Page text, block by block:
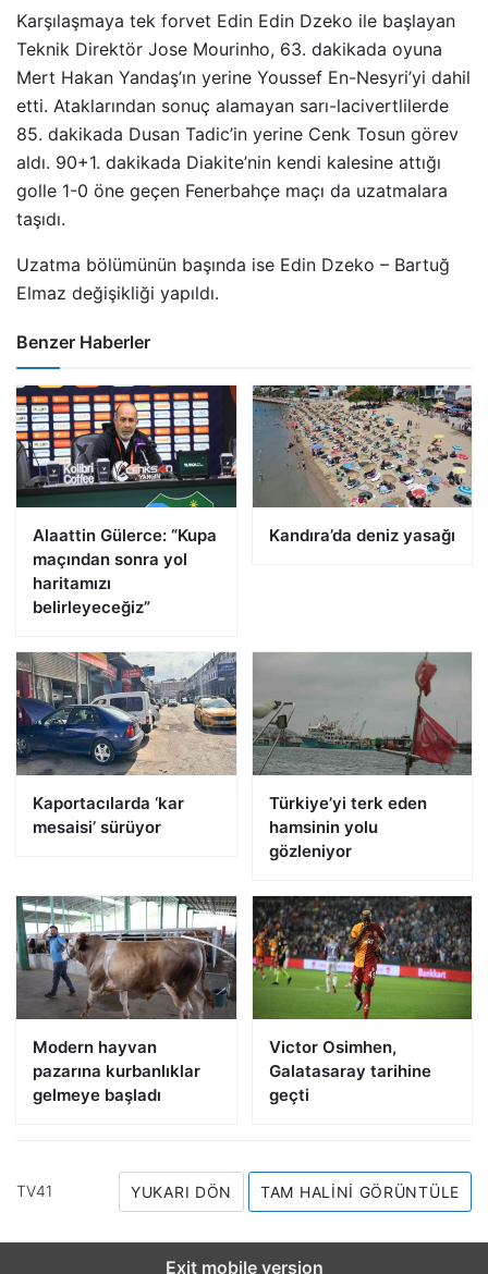
Karşılaşmaya tek forvet Edin Edin Dzeko ile başlayan
Teknik Direktör Jose Mourinho, 63. dakikada oyuna
Mert Hakan Yandaş’ın yerine Youssef En-Nesyri’yi dahil
etti. Ataklarından sonuç alamayan sarı-lacivertlilerde
85. dakikada Dusan Tadic’in yerine Cenk Tosun görev
aldı. 90+1. dakikada Diakite’nin kendi kalesine attığı
golle 1-0 öne geçen Fenerbahçe maçı da uzatmalara
taşıdı.
Uzatma bölümünün başında ise Edin Dzeko – Bartuğ
Elmaz değişikliği yapıldı.
Benzer Haberler
Alaattin Gülerce: “Kupa
maçından sonra yol
haritamızı
belirleyeceğiz”
Kandıra’da deniz yasağı
Kaportacılarda ‘kar
mesaisi’ sürüyor
Türkiye’yi terk eden
hamsinin yolu
gözleniyor
Modern hayvan
pazarına kurbanlıklar
gelmeye başladı
Victor Osimhen,
Galatasaray tarihine
geçti
TV41 YUKARI DÖN TAM HALINI GÖRÜNTÜLE
Exit mobile version